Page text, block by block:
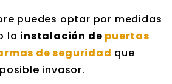
puedes optar por medidas
la instalación de puertas
de seguridad que
invasor.